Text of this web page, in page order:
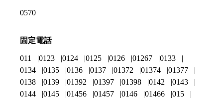
0570
固定電話
011 0123 0124 0125 0126 01267
0133
0134
0135 0136 0137 01372 01374
01377
0138
0139 01392 01397 01398 0142
0143
0144
0145 01456 01457 0146 01466
015